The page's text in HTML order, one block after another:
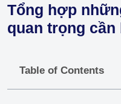
Tổng hợp
quan trọng cần
Table of Contents